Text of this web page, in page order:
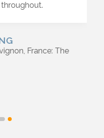
France: The